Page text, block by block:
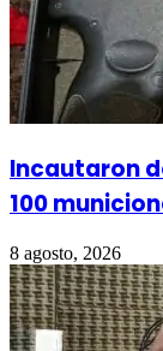
Incautaron
100
8 agosto, 2026